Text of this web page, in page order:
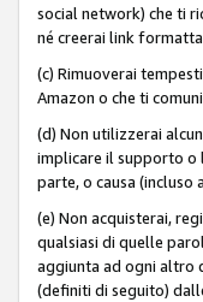
social network) che ti
né creerai link
(c) Rimuoverai
Amazon o che ti
(d) Non utilizzerai
implicare il supporto o
parte, o causa
(e) Non acquisterai,
qualsiasi di quelle
aggiunta ad ogni altro
(definiti di seguito)